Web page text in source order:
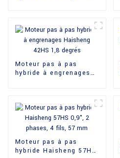
Moteur pas à pas
hybride à engrenages
Moteur pas à pas
hybride Haisheng 57HS